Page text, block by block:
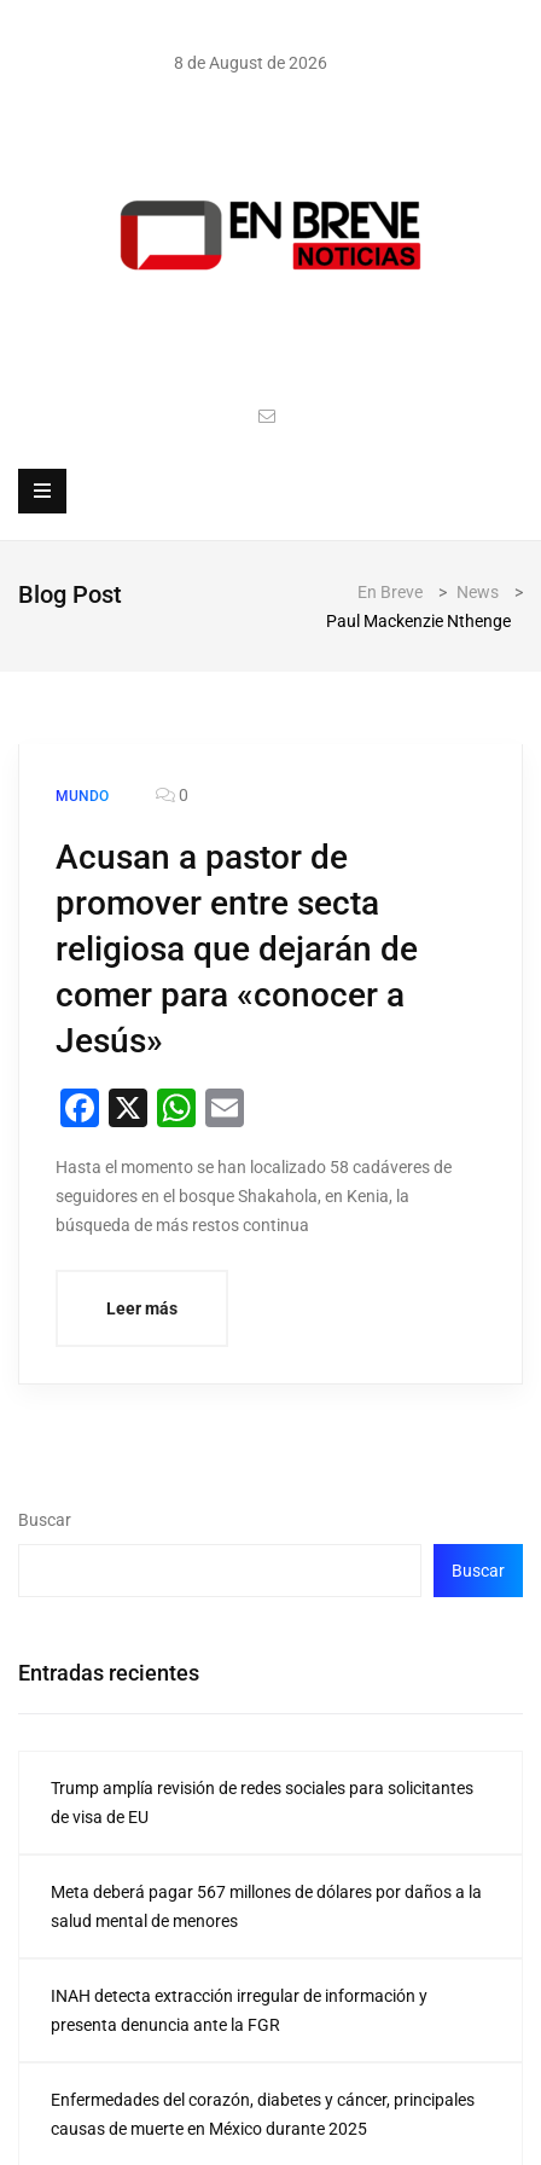
8 de August de 2026
Blog Post En Breve > News
>
Paul Mackenzie Nthenge
MUNDO 0
Acusan a pastor de
promover entre secta
religiosa que dejarán de
comer para «conocer a
Jesús»
Facebook
X WhatsApp
Hasta el momento se han localizado 58 cadáveres de
seguidores en el bosque Shakahola, en Kenia, la
búsqueda de más restos continua
Leer más
Buscar
Buscar
Entradas recientes
Trump amplía revisión de redes sociales para solicitantes
de visa de EU
Meta deberá pagar 567 millones de dólares por daños a la
salud mental de menores
INAH detecta extracción irregular de información y
presenta denuncia ante la FGR
Enfermedades del corazón, diabetes y cáncer, principales
causas de muerte en México durante 2025